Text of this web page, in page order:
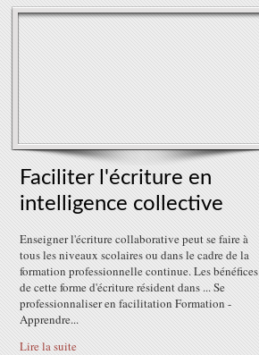
Faciliter l'écriture en
intelligence collective
Enseigner l'écriture collaborative peut se faire à
tous les niveaux scolaires ou dans le cadre de la
formation professionnelle continue. Les bénéfices
de cette forme d'écriture résident dans ... Se
professionnaliser en facilitation Formation -
Apprendre...
Lire la suite